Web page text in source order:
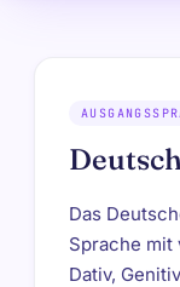
Das
Sprache mit
Dativ,